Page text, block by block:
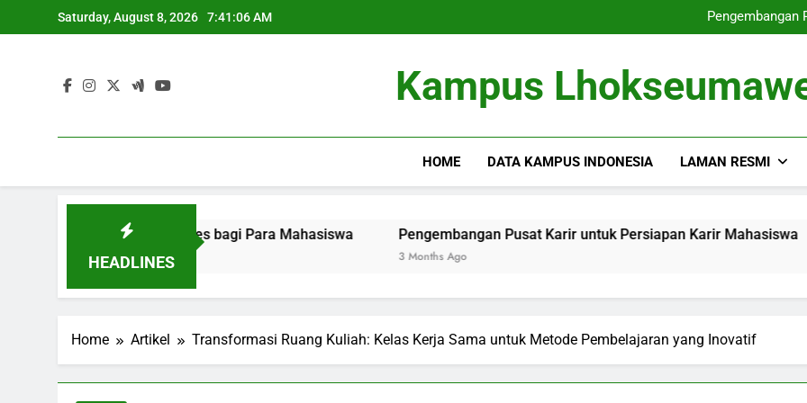
to
Saturday, August 8, 2026 7:41:07 AM
Pengembangan
Pengembangan
Kampus
HOME DATA KAMPUS INDONESIA LAMAN RESMI
HEADLINES
Strategi Sukses bagi Para Mahasiswa Pengembangan Pusat Karir untuk Persiapan Karir Mahasiswa
Home Artikel Transformasi Ruang Kuliah: Kelas Kerja Sama untuk Metode Pembelajaran yang Inovatif